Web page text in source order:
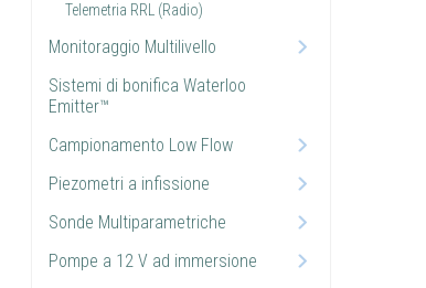
Telemetria RRL (Radio)
Monitoraggio Multilivello
Sistemi di bonifica Waterloo
Emitter™
Campionamento Low Flow
Piezometri a infissione
Sonde Multiparametriche
Pompe a 12 V ad immersione